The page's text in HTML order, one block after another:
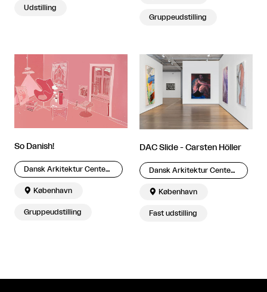
Udstilling
Gruppeudstilling
So Danish!
Dansk Arkitektur Center – DAC
 København
Gruppeudstilling
DAC Slide - Carsten Höller
Dansk Arkitektur Center – DAC
 København
Fast udstilling